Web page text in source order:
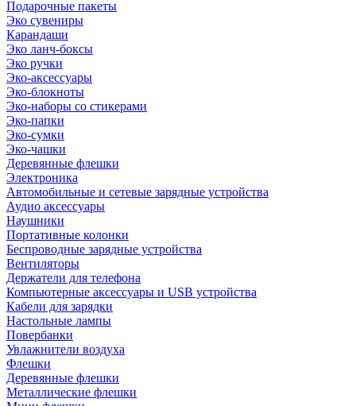
Подарочные пакеты
Эко сувениры
Карандаши
Эко ланч-боксы
Эко ручки
Эко-аксессуары
Эко-блокноты
Эко-наборы со стикерами
Эко-папки
Эко-сумки
Эко-чашки
Деревянные флешки
Электроника
Автомобильные и сетевые зарядные устройства
Аудио аксессуары
Наушники
Портативные колонки
Беспроводные зарядные устройства
Вентиляторы
Держатели для телефона
Компьютерные аксессуары и USB устройства
Кабели для зарядки
Настольные лампы
Повербанки
Увлажнители воздуха
Флешки
Деревянные флешки
Металлические флешки